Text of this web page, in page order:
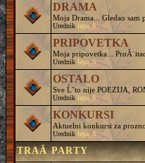
DRAMA
Moja Drama... Gledao sam
Urednik lepa_S
PRIPOVETKA
Moja pripovetka...
Urednik lepa_S
OSTALO
Sve Ĺˇto nije POEZIJA,
Urednik lepa_S
KONKURSI
Aktuelni konkursi za
Urednik lepa_S
TRAĂ PARTY